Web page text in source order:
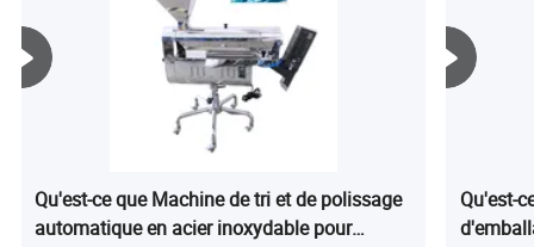
Qu'est-ce que Machine de tri et de polissage
automatique en acier inoxydable pour
Qu'est-